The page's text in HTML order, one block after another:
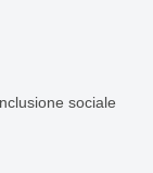
sociale